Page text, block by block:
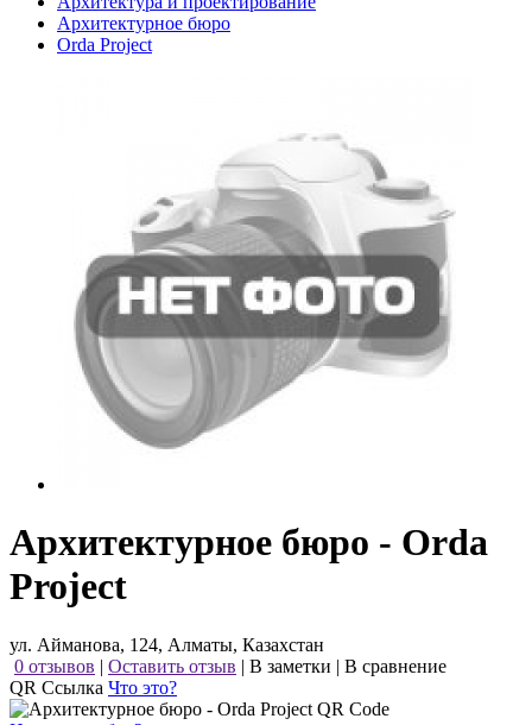
Архитектурное бюро
Orda Project
Архитектурное бюро - Orda
Project
ул. Айманова, 124, Алматы, Казахстан
0 отзывов | Оставить отзыв | В заметки | В сравнение
QR Ссылка Что это?